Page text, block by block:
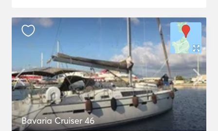
Bavaria Cruiser 46